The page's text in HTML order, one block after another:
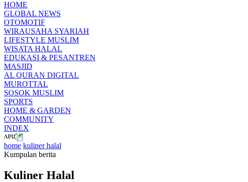
HOME
GLOBAL NEWS
OTOMOTIF
WIRAUSAHA SYARIAH
LIFESTYLE MUSLIM
WISATA HALAL
EDUKASI & PESANTREN
MASJID
AL QURAN DIGITAL
MUROTTAL
SOSOK MUSLIM
SPORTS
HOME & GARDEN
COMMUNITY
INDEX
home kuliner halal
Kumpulan berita
Kuliner Halal